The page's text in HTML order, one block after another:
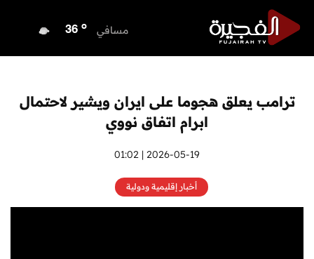
مسافي 36 o
راس الخيمةo
الفجيرة
ترامب يعلق هجوما على ايران ويشير لاحتمال
ابرام اتفاق نووي
2026-05-19 | 01:02
أخبار إقليمية ودولية